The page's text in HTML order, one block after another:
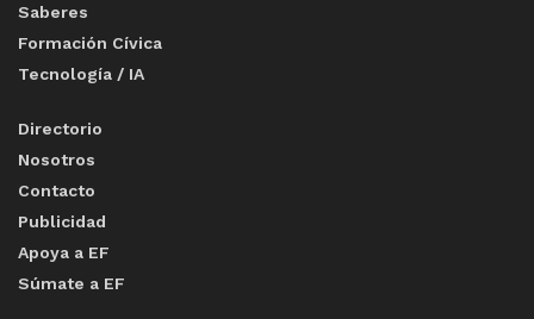
Saberes
Formación Cívica
Tecnología / IA
Directorio
Nosotros
Contacto
Publicidad
Apoya a EF
Súmate a EF